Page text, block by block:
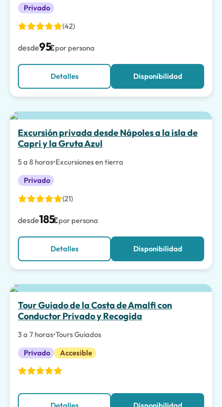
Privado
(42)
desde95€por persona
Detalles Disponibilidad
Excursión privada desde Nápoles a la isla de
Capri y la Gruta Azul
5 a 8 horas•Excursiones en tierra
Privado
(21)
desde185€por persona
Detalles Disponibilidad
La mejor opción
Tour Guiado de la Costa de Amalfi con
Conductor Privado y Recogida
3 a 7 horas•Tours Guiados
Privado
Accesible